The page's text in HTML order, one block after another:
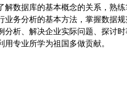
解数据库的基本概念的关系，熟
务分析的基本方法，掌握数据规
分析、解决企业实际问题、探讨
专业所学为祖国多做贡献。